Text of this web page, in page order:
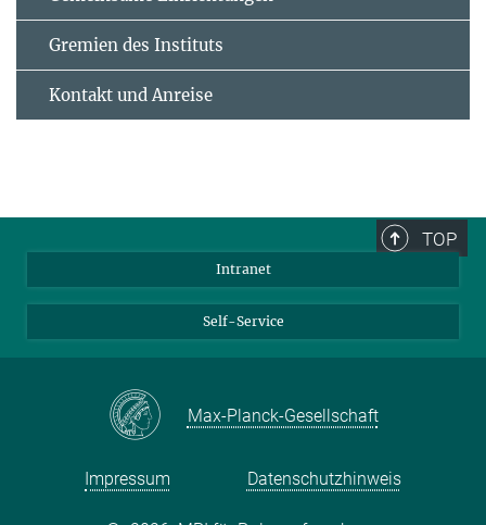
Gremien des Instituts
Kontakt und Anreise
TOP
Intranet
Self-Service
Max-Planck-Gesellschaft
Impressum Datenschutzhinweis